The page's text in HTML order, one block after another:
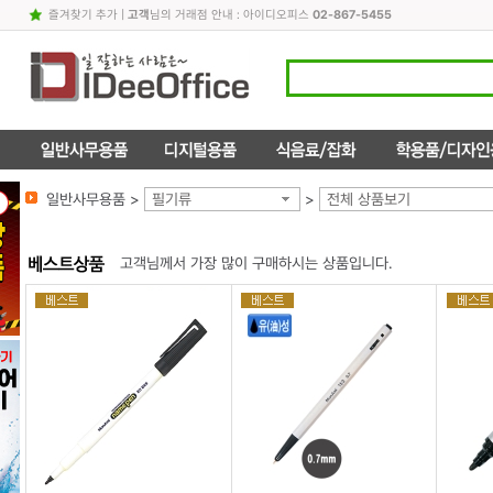
즐겨찾기 추가| 고객님의 거래점 안내 : 아이디오피스 02-867-5455
일반사무용품 > 필기류 > 전체 상품보기
고객님께서 가장 많이 구매하시는 상품입니다.